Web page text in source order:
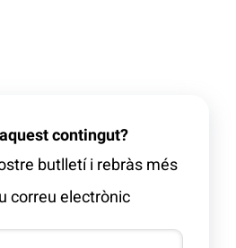
contingut?
butlletí i rebràs més
correu electrònic